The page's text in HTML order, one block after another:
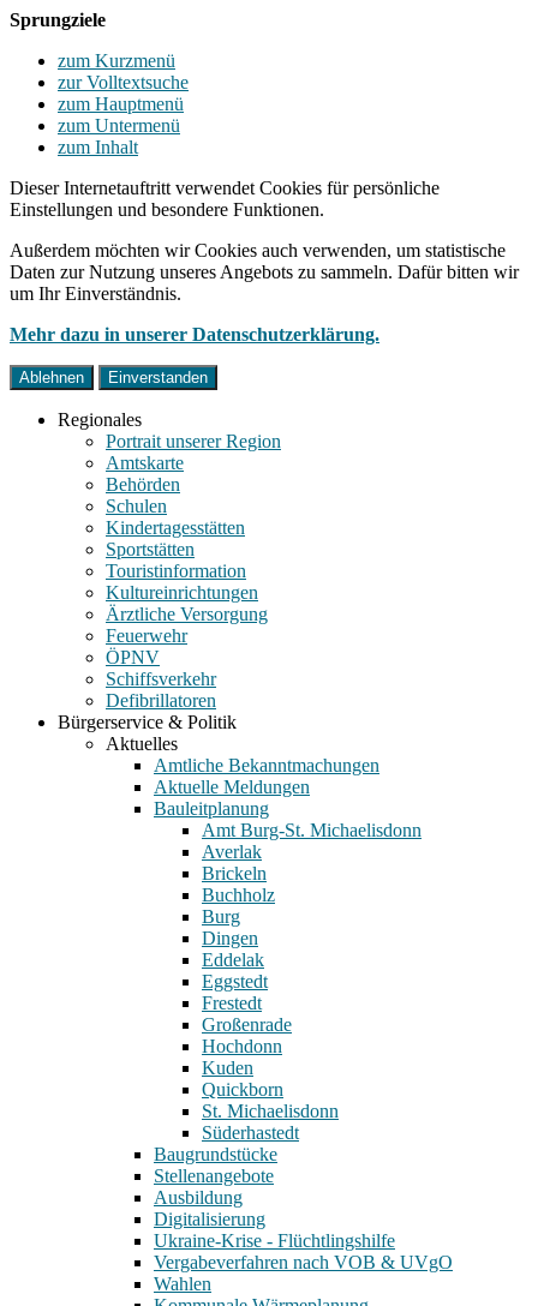
Sprungziele
zum Kurzmenü
zur Volltextsuche
zum Hauptmenü
zum Untermenü
zum Inhalt
Dieser Internetauftritt verwendet Cookies für persönliche
Einstellungen und besondere Funktionen.
Außerdem möchten wir Cookies auch verwenden, um statistische
Daten zur Nutzung unseres Angebots zu sammeln. Dafür bitten wir
um Ihr Einverständnis.
Mehr dazu in unserer Datenschutzerklärung.
Ablehnen Einverstanden
Regionales
Portrait unserer Region
Amtskarte
Behörden
Schulen
Kindertagesstätten
Sportstätten
Touristinformation
Kultureinrichtungen
Ärztliche Versorgung
Feuerwehr
ÖPNV
Schiffsverkehr
Defibrillatoren
Bürgerservice & Politik
Aktuelles
Amtliche Bekanntmachungen
Aktuelle Meldungen
Bauleitplanung
Amt Burg-St. Michaelisdonn
Averlak
Brickeln
Buchholz
Burg
Dingen
Eddelak
Eggstedt
Frestedt
Großenrade
Hochdonn
Kuden
Quickborn
St. Michaelisdonn
Süderhastedt
Baugrundstücke
Stellenangebote
Ausbildung
Digitalisierung
Ukraine-Krise - Flüchtlingshilfe
Vergabeverfahren nach VOB & UVgO
Wahlen